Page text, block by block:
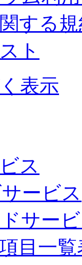
する
ト
表示
ス
ービス
サー
目一覧